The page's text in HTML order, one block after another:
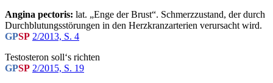
Angina pectoris: lat. „Enge der Brust“. Schmerzzustand, der durch
Durchblutungsstörungen in den Herzkranzarterien verursacht wird.
GPSP 2/2013, S. 4
Testosteron soll‘s richten
GPSP 2/2015, S. 19